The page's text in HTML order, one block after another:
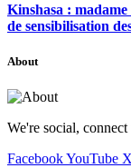
Kinshasa :
de sensibilisation
About
We're social,
FacebookYouTube